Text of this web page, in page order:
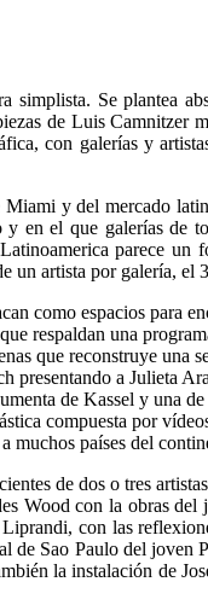
Se plantea
de Luis Camnitzer
con galerías y
Miami y del mercado
y en el que galerías de
parece
un artista por galería,
como espacios para
respaldan una
que reconstruye una
presentando a Julieta
de Kassel y una
compuesta por
muchos países del
de dos o tres
Wood con la obras
con las
de Sao Paulo del
la instalación de